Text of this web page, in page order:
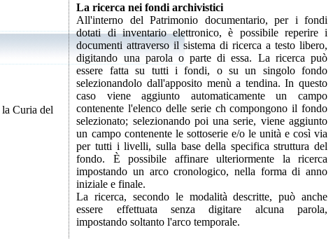
La ricerca nei fondi archivistici
All'interno del Patrimonio documentario, per i fondi
dotati di inventario elettronico, è possibile reperire i
documenti attraverso il sistema di ricerca a testo libero,
digitando una parola o parte di essa. La ricerca può
essere fatta su tutti i fondi, o su un singolo fondo
selezionandolo dall'apposito menù a tendina. In questo
caso viene aggiunto automaticamente un campo
contenente l'elenco delle serie ch compongono il fondo
selezionato; selezionando poi una serie, viene aggiunto
un campo contenente le sottoserie e/o le unità e così via
per tutti i livelli, sulla base della specifica struttura del
fondo. È possibile affinare ulteriormente la ricerca
impostando un arco cronologico, nella forma di anno
iniziale e finale.
La ricerca, secondo le modalità descritte, può anche
essere effettuata senza digitare alcuna parola,
impostando soltanto l'arco temporale.
Curia del